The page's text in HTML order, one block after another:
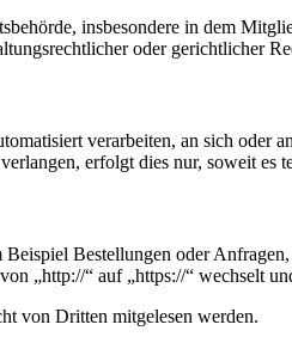
insbesondere in dem
oder gerichtlicher
verarbeiten, an sich oder
erfolgt dies nur, soweit es
Bestellungen oder
„http://“ auf „https://“ wechselt
von Dritten mitgelesen werden.